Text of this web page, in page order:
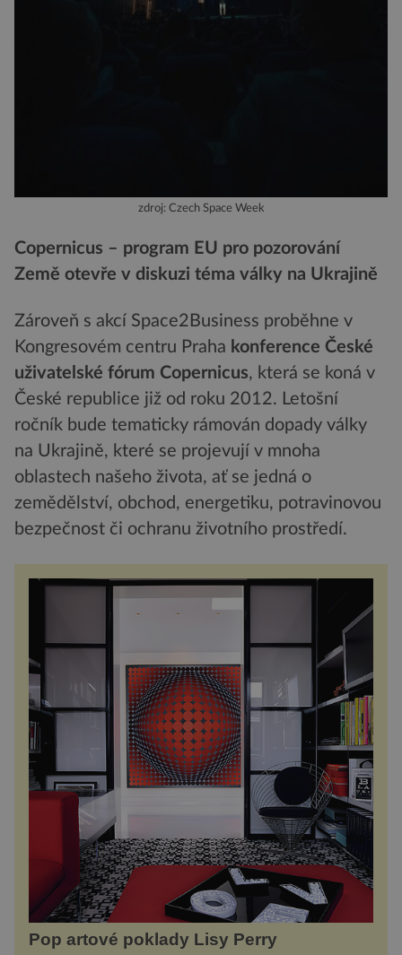
zdroj: Czech Space Week
Copernicus – program EU pro pozorování
Země otevře v diskuzi téma války na Ukrajině
Zároveň s akcí Space2Business proběhne v
Kongresovém centru Praha konference České
uživatelské fórum Copernicus, která se koná v
České republice již od roku 2012. Letošní
ročník bude tematicky rámován dopady války
na Ukrajině, které se projevují v mnoha
oblastech našeho života, ať se jedná o
zemědělství, obchod, energetiku, potravinovou
bezpečnost či ochranu životního prostředí.
Pop artové poklady Lisy Perry